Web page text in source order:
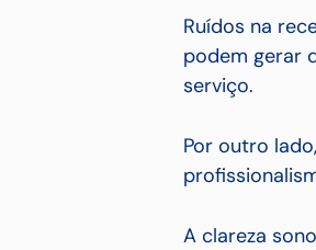
Ruídos na
podem gerar
serviço.
Por outro
A clareza